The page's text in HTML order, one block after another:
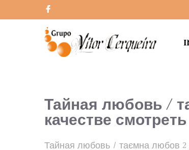
Тайная любовь /
качестве смотреть
Тайная любовь / таємна любов 2